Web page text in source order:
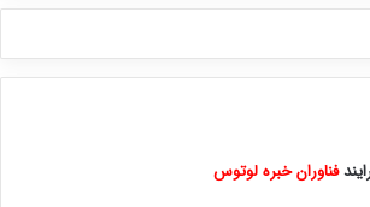
فناوران خبره لوتوس